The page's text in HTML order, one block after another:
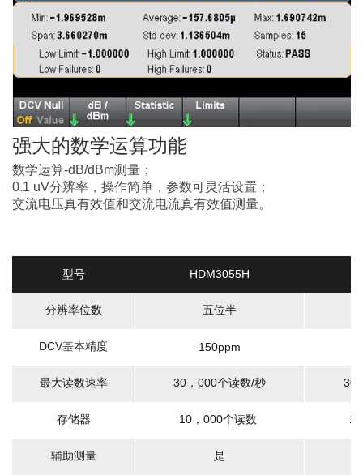
强大的数学运算功能
数学运算-dB/dBm测量；
0.1 uV分辨率，操作简单，参数可灵活设置；
交流电压真有效值和交流电流真有效值测量。
型号 HDM3055H
分辨率位数 五位半
DCV基本精度 150ppm
最大读数速率 30，000个读数/秒 30
存储器 10，000个读数
辅助测量 是